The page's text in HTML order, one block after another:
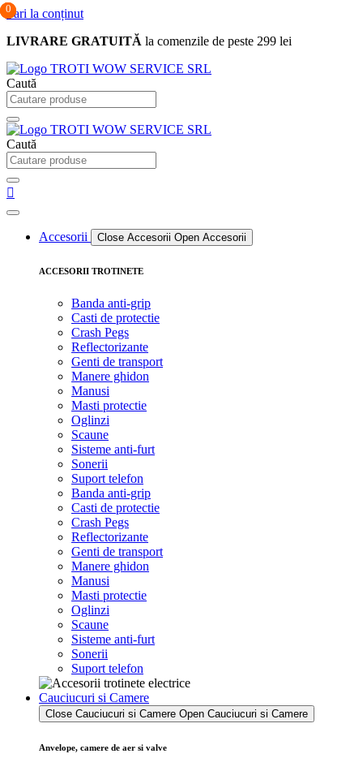
Sari la conținut
LIVRARE GRATUITĂ la comenzile de peste 299 lei
0
Caută
Caută
0
0
Accesorii Close Accesorii Open Accesorii
ACCESORII TROTINETE
Banda anti-grip
Casti de protectie
Crash Pegs
Reflectorizante
Genti de transport
Manere ghidon
Manusi
Masti protectie
Oglinzi
Scaune
Sisteme anti-furt
Sonerii
Suport telefon
Banda anti-grip
Casti de protectie
Crash Pegs
Reflectorizante
Genti de transport
Manere ghidon
Manusi
Masti protectie
Oglinzi
Scaune
Sisteme anti-furt
Sonerii
Suport telefon
Cauciucuri si Camere
Close Cauciucuri si Camere Open Cauciucuri si Camere
Anvelope, camere de aer si valve